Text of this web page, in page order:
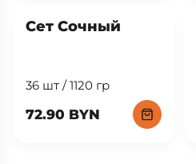
Сет Сочный
36 шт / 1120 гр
72.90 BYN